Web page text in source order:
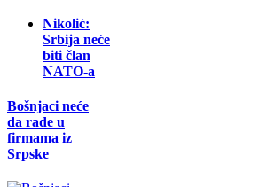
Nikolić:
Srbija neće
biti član
NATO-a
Bošnjaci neće
da rade u
firmama iz
Srpske